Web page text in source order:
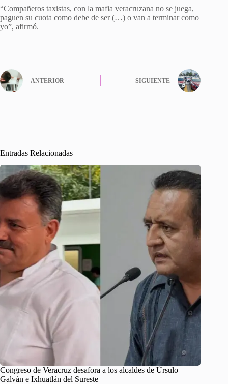
“Compañeros taxistas, con la mafia veracruzana no se juega,
paguen su cuota como debe de ser (…) o van a terminar como
yo”, afirmó.
ANTERIOR SIGUIENTE
Entradas Relacionadas
Congreso de Veracruz desafora a los alcaldes de Úrsulo
Galván e Ixhuatlán del Sureste